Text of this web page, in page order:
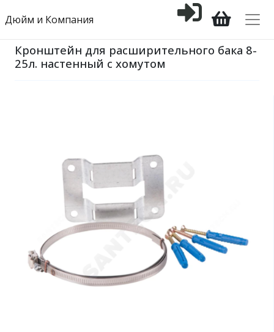
Дюйм и Компания
Кронштейн для расширительного бака 8-
25л. настенный с хомутом